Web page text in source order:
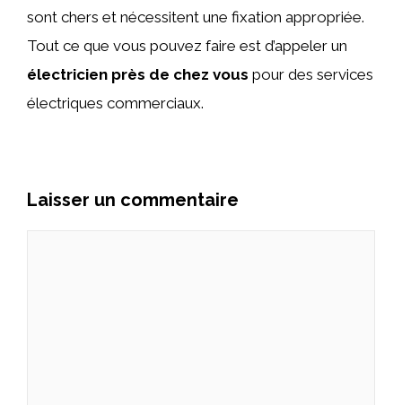
sont chers et nécessitent une fixation appropriée.
Tout ce que vous pouvez faire est d’appeler un
électricien près de chez vous pour des services
électriques commerciaux.
Laisser un commentaire